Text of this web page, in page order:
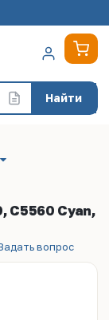
Найти
C5560 Cyan,
вопрос